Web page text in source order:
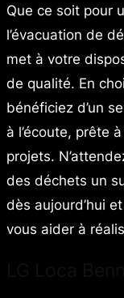
Que ce soit pour
l’évacuation de
met à votre
de qualité. En
bénéficiez d’un
à l’écoute, prête
projets.
des déchets un
dès aujourd’hui
vous aider à